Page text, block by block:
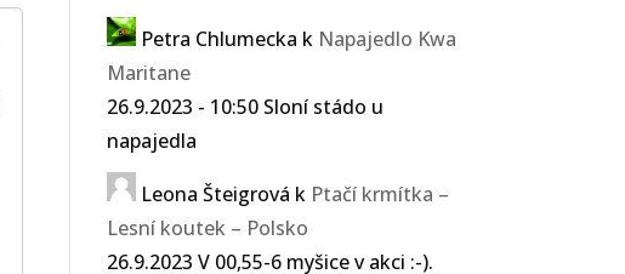
Petra Chlumecka k Napajedlo Kwa
Maritane
26.9.2023 - 10:50 Sloní stádo u
napajedla
Leona Šteigrová k Ptačí krmítka –
Lesní koutek – Polsko
26.9.2023 V 00,55-6 myšice v akci :-).